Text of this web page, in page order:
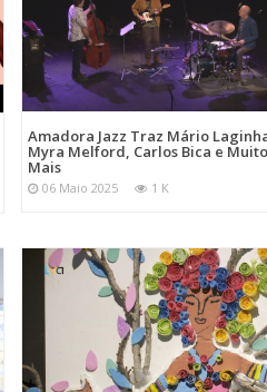
Amadora Jazz Traz Mário
Myra Melford, Carlos Bica e Muito
Mais
06 Maio 2025 1 K